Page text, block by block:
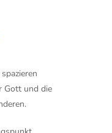
Gott und die